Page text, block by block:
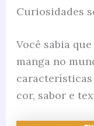
Curiosidades
Você sabia
manga no
características
cor, sabor e